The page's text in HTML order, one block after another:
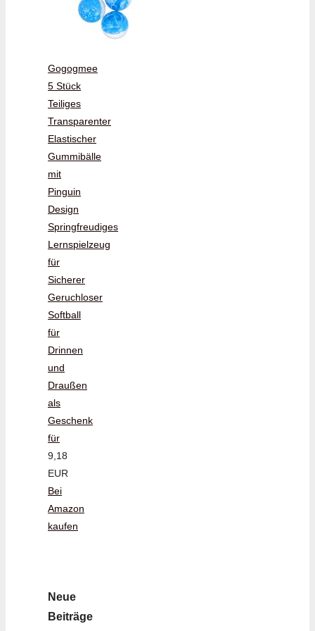
Gogogmee
5 Stück
Teiliges
Transparenter
Elastischer
Gummibälle
mit
Pinguin
Design
Springfreudiges
Lernspielzeug
für
Sicherer
Geruchloser
Softball
für
Drinnen
und
Draußen
als
Geschenk
für
9,18
EUR
Bei
Amazon
kaufen
Neue
Beiträge